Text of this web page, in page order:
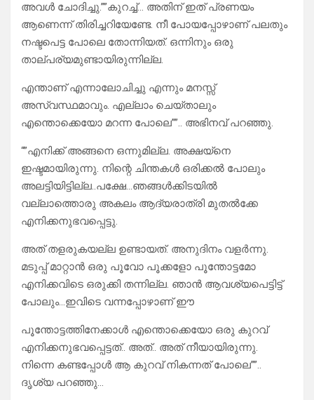
അവൾ ചോദിച്ചു.””കുറച്ച്… അതിന് ഇത് പ്രണയം
ആണെന്ന് തിരിച്ചറിയേണ്ടേ. നീ പോയപ്പോഴാണ് പലതും
നഷ്ടപെട്ട പോലെ തോന്നിയത്. ഒന്നിനും ഒരു
താല്പര്യമുണ്ടായിരുന്നില്ല.
എന്താണ് എന്നാലോചിച്ചു എന്നും മനസ്സ്
അസ്വസ്ഥമാവും. എല്ലാം ചെയ്താലും
എന്തൊക്കെയോ മറന്ന പോലെ””.. അഭിനവ് പറഞ്ഞു.
“”എനിക്ക് അങ്ങനെ ഒന്നുമില്ല. അക്ഷയ്നെ
ഇഷ്ടമായിരുന്നു. നിന്റെ ചിന്തകൾ ഒരിക്കൽ പോലും
അലട്ടിയിട്ടില്ല..പക്ഷേ…ഞങ്ങൾക്കിടയിൽ
വല്ലാത്തൊരു അകലം ആദ്യരാത്രി മുതൽക്കേ
എനിക്കനുഭവപ്പെട്ടു.
അത് തളരുകയല്ല ഉണ്ടായത്. അനുദിനം വളർന്നു.
മടുപ്പ് മാറ്റാൻ ഒരു പൂവോ പൂക്കളോ പൂന്തോട്ടമോ
എനിക്കവിടെ ഒരുക്കി തന്നില്ല. ഞാൻ ആവശ്യപെട്ടിട്ട്
പോലും…ഇവിടെ വന്നപ്പോഴാണ് ഈ
പൂന്തോട്ടത്തിനേക്കാൾ എന്തൊക്കെയോ ഒരു കുറവ്
എനിക്കനുഭവപ്പെട്ടത്.. അത്.. അത് നീയായിരുന്നു.
നിന്നെ കണ്ടപ്പോൾ ആ കുറവ് നികന്നത് പോലെ””..
ദൃശ്യ പറഞ്ഞു…